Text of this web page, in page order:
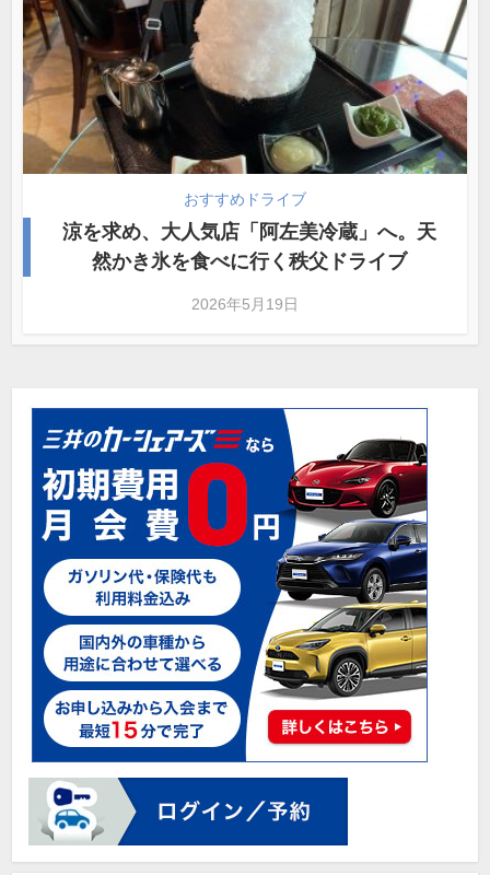
おすすめドライブ
涼を求め、大人気店「阿左美冷蔵」へ。天
然かき氷を食べに行く秩父ドライブ
2026年5月19日